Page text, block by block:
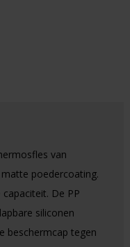
van
poedercoating.
De PP
siliconen
beschermcap tegen